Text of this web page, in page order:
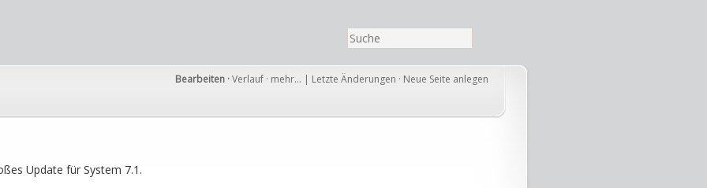
Bearbeiten ·Verlauf · mehr… | Letzte Änderungen · Neue Seite anlegen
Update für System 7.1.